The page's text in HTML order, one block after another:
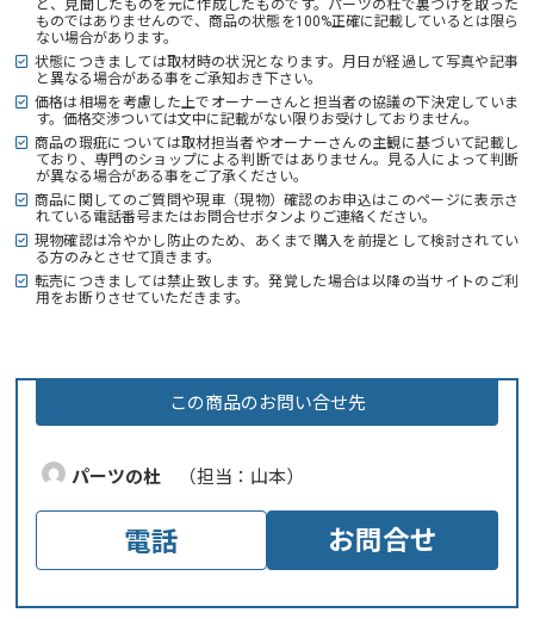
と、見聞したものを元に作成したものです。パーツの杜で裏づけを取った
ものではありませんので、商品の状態を100%正確に記載しているとは限ら
ない場合があります。
状態につきましては取材時の状況となります。月日が経過して写真や記事
と異なる場合がある事をご承知おき下さい。
価格は相場を考慮した上でオーナーさんと担当者の協議の下決定していま
す。価格交渉ついては文中に記載がない限りお受けしておりません。
商品の瑕疵については取材担当者やオーナーさんの主観に基づいて記載し
ており、専門のショップによる判断ではありません。見る人によって判断
が異なる場合がある事をご了承ください。
商品に関してのご質問や現車（現物）確認のお申込はこのページに表示さ
れている電話番号またはお問合せボタンよりご連絡ください。
現物確認は冷やかし防止のため、あくまで購入を前提として検討されてい
る方のみとさせて頂きます。
転売につきましては禁止致します。発覚した場合は以降の当サイトのご利
用をお断りさせていただきます。
この商品のお問い合せ先
パーツの杜 （担当：山本）
電話 お問合せ